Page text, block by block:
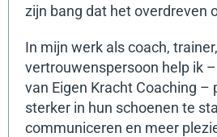
zijn bang dat het overdreven
In mijn werk als coach,
vertrouwenspersoon help ik
van Eigen Kracht Coaching –
sterker in hun schoenen te
communiceren en meer